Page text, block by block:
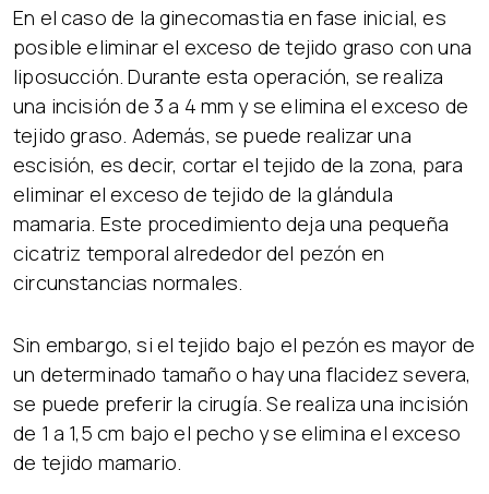
En el caso de la ginecomastia en fase inicial, es
posible eliminar el exceso de tejido graso con una
liposucción. Durante esta operación, se realiza
una incisión de 3 a 4 mm y se elimina el exceso de
tejido graso. Además, se puede realizar una
escisión, es decir, cortar el tejido de la zona, para
eliminar el exceso de tejido de la glándula
mamaria. Este procedimiento deja una pequeña
cicatriz temporal alrededor del pezón en
circunstancias normales.
Sin embargo, si el tejido bajo el pezón es mayor de
un determinado tamaño o hay una flacidez severa,
se puede preferir la cirugía. Se realiza una incisión
de 1 a 1,5 cm bajo el pecho y se elimina el exceso
de tejido mamario.